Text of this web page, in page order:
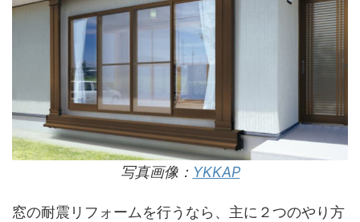
写真画像： YKKAP
窓の耐震リフォームを行うなら、主に２つのやり方